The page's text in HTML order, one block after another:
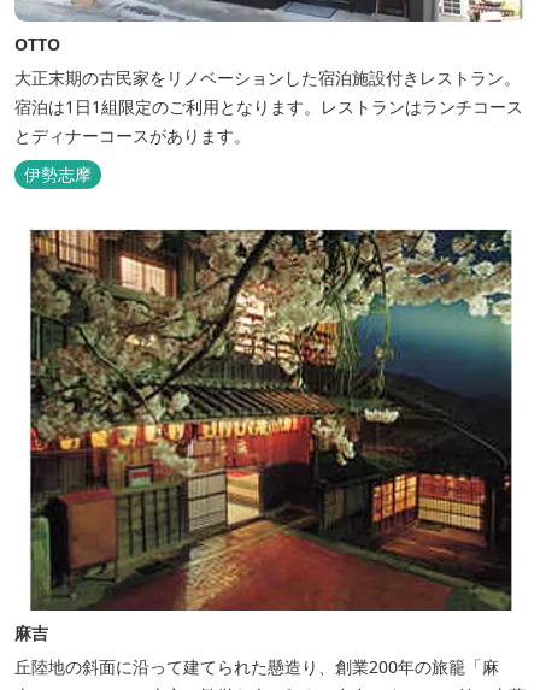
OTTO
大正末期の古民家をリノベーションした宿泊施設付きレストラン。
宿泊は1日1組限定のご利用となります。レストランはランチコース
とディナーコースがあります。
伊勢志摩
麻吉
丘陸地の斜面に沿って建てられた懸造り、創業200年の旅籠「麻